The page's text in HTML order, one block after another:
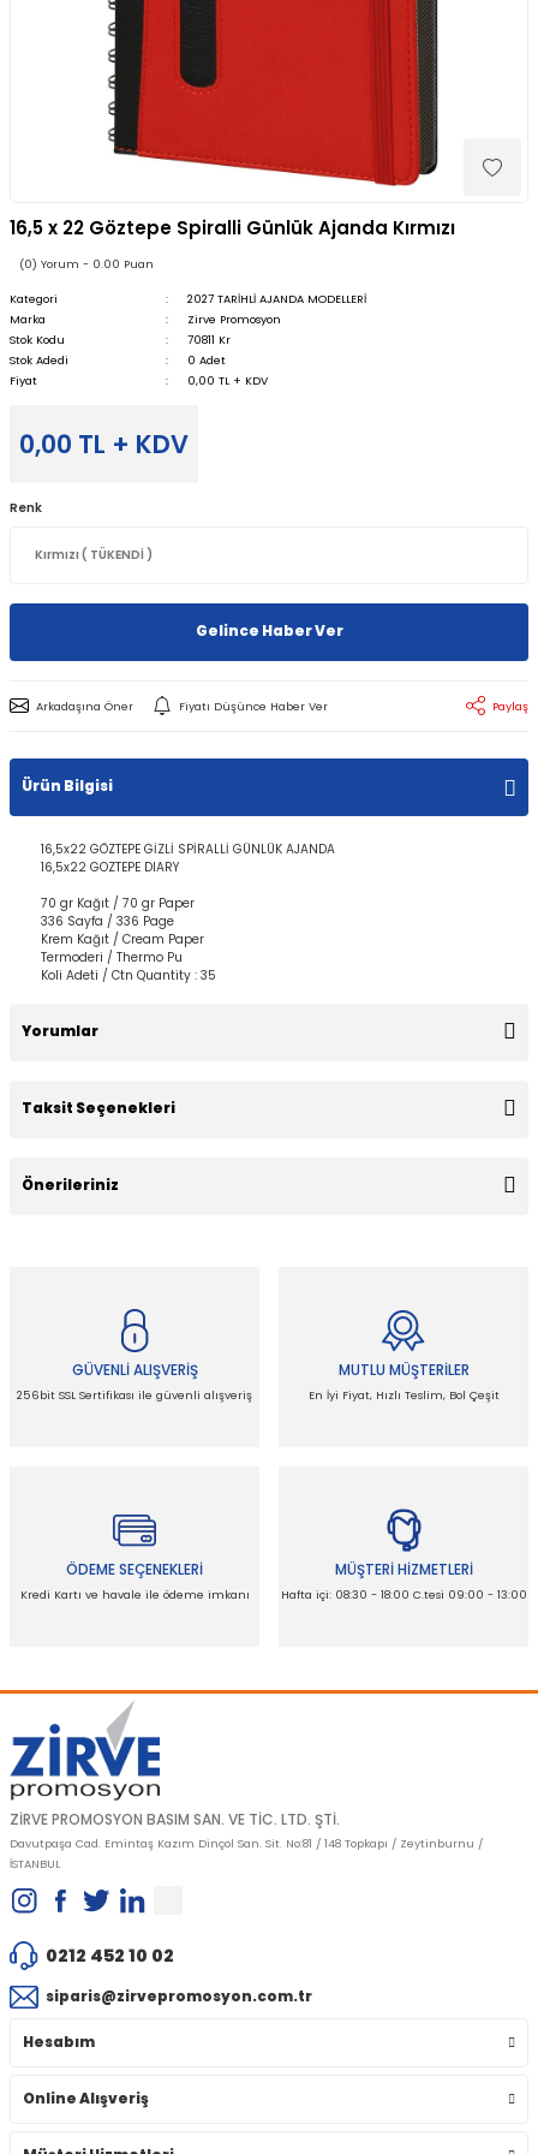
16,5 x 22 Göztepe Spiralli Günlük Ajanda Kırmızı
(0) Yorum - 0.00 Puan
Kategori
2027 TARİHLİ AJANDA MODELLERİ
Marka
Zirve Promosyon
Stok Kodu
70811 Kr
Stok Adedi
0 Adet
Fiyat
0,00 TL + KDV
0,00 TL + KDV
Renk
Gelince Haber Ver
Arkadaşına Öner Fiyatı Düşünce Haber Ver Paylaş
Ürün Bilgisi
16,5x22 GÖZTEPE GİZLİ SPİRALLİ GÜNLÜK AJANDA
16,5x22 GOZTEPE DIARY
70 gr Kağıt / 70 gr Paper
336 Sayfa / 336 Page
Krem Kağıt / Cream Paper
Termoderi / Thermo Pu
Koli Adeti / Ctn Quantity : 35
Yorumlar
Taksit Seçenekleri
Önerileriniz
Görüş ve önerileriniz için teşekkür ederiz.
Ürün resmi kalitesiz, bozuk veya görüntülenemiyor.
Bu ürüne benzer farklı alternatifler olmalı.
GÜVENLİ ALIŞVERİŞ
256bit SSL Sertifikası ile güvenli alışveriş
MUTLU MÜŞTERİLER
En İyi Fiyat, Hızlı Teslim, Bol Çeşit
ÖDEME SEÇENEKLERİ
Kredi Kartı ve havale ile ödeme imkanı
MÜŞTERİ HİZMETLERİ
Hafta içi: 08:30 - 18:00 C.tesi 09:00 - 13:00
ZİRVE PROMOSYON BASIM SAN. VE TİC. LTD. ŞTİ.
Davutpaşa Cad. Emintaş Kazım Dinçol San. Sit. No:81 / 148 Topkapı / Zeytinburnu /
İSTANBUL
0212 452 10 02
siparis@zirvepromosyon.com.tr
Hesabım
Online Alışveriş